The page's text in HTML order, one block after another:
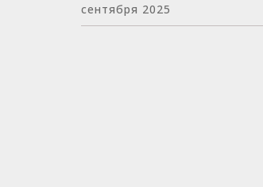
сентября 2025